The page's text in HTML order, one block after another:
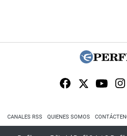
CANALES RSS QUIENES SOMOS